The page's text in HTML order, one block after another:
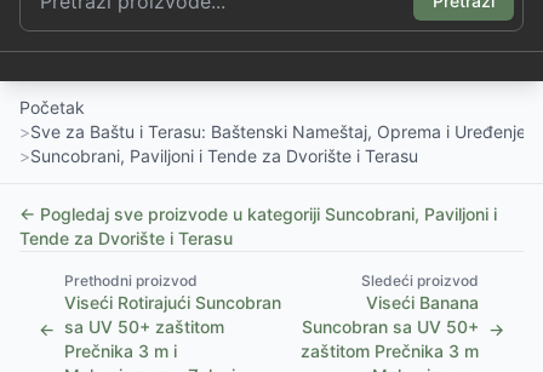
Početak
>Sve za Baštu i Terasu: Baštenski Nameštaj, Oprema i Uređenje
>Suncobrani, Paviljoni i Tende za Dvorište i Terasu
← Pogledaj sve proizvode u kategoriji Suncobrani, Paviljoni i
Tende za Dvorište i Terasu
←
Prethodni proizvod
Viseći Rotirajući Suncobran
sa UV 50+ zaštitom
Prečnika 3 m i
Sledeći proizvod
Viseći Banana
Suncobran sa UV 50+
zaštitom Prečnika 3 m
→